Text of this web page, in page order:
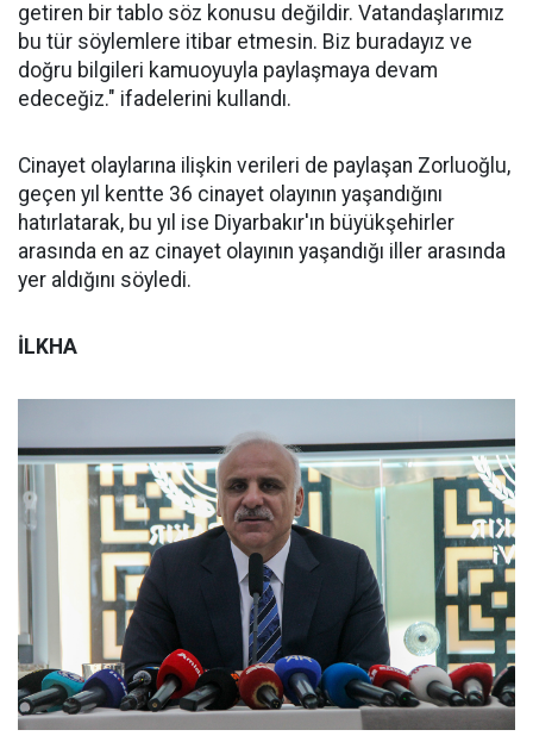
getiren bir tablo söz konusu değildir. Vatandaşlarımız
bu tür söylemlere itibar etmesin. Biz buradayız ve
doğru bilgileri kamuoyuyla paylaşmaya devam
edeceğiz." ifadelerini kullandı.
Cinayet olaylarına ilişkin verileri de paylaşan Zorluoğlu,
geçen yıl kentte 36 cinayet olayının yaşandığını
hatırlatarak, bu yıl ise Diyarbakır'ın büyükşehirler
arasında en az cinayet olayının yaşandığı iller arasında
yer aldığını söyledi.
İLKHA